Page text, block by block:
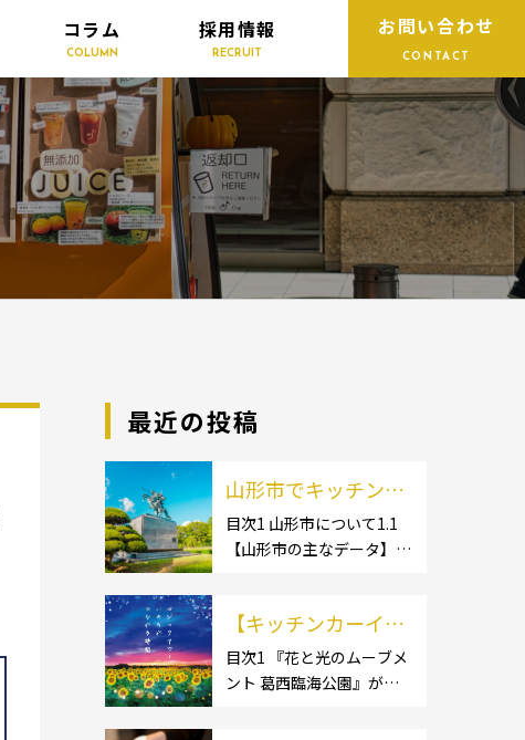
コラム
COLUMN
採用情報
RECRUIT
お問い合わせ
CONTACT
最近の投稿
山形市でキッチンカ
ー開業するなら格安
のレンタル・リー
流れも解説！
目次1 山形市について1.1
【山形市の主なデータ】
王温泉]1.2.2 [文翔館]1.3
【名産品・ご当地グルメ】
1.3.1 [芋煮]1.3 […]
【キッチンカーイベ
ント情報】花と光の
ムーブメント 葛西臨
目次1 『花と光のムーブメ
ント 葛西臨海公園』が開